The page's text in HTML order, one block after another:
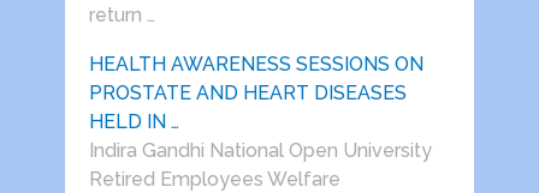
return …
HEALTH AWARENESS SESSIONS ON
PROSTATE AND HEART DISEASES
HELD IN …
Indira Gandhi National Open University
Retired Employees Welfare